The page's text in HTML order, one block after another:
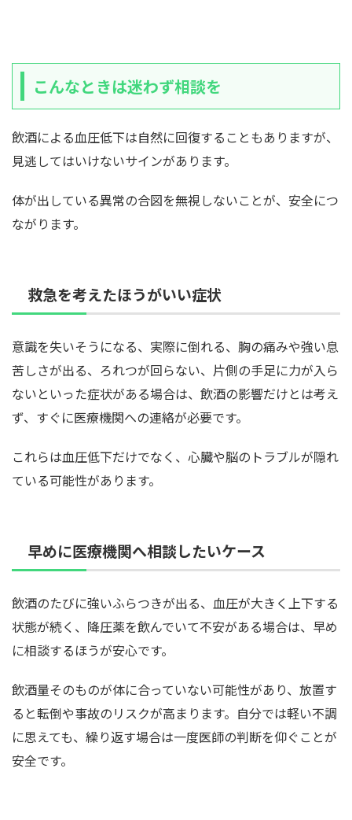
こんなときは迷わず相談を
飲酒による血圧低下は自然に回復することもありますが、
見逃してはいけないサインがあります。
体が出している異常の合図を無視しないことが、安全につ
ながります。
救急を考えたほうがいい症状
意識を失いそうになる、実際に倒れる、胸の痛みや強い息
苦しさが出る、ろれつが回らない、片側の手足に力が入ら
ないといった症状がある場合は、飲酒の影響だけとは考え
ず、すぐに医療機関への連絡が必要です。
これらは血圧低下だけでなく、心臓や脳のトラブルが隠れ
ている可能性があります。
早めに医療機関へ相談したいケース
飲酒のたびに強いふらつきが出る、血圧が大きく上下する
状態が続く、降圧薬を飲んでいて不安がある場合は、早め
に相談するほうが安心です。
飲酒量そのものが体に合っていない可能性があり、放置す
ると転倒や事故のリスクが高まります。自分では軽い不調
に思えても、繰り返す場合は一度医師の判断を仰ぐことが
安全です。